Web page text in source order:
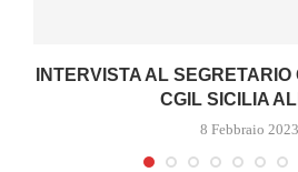
INTERVISTA AL
CGIL SICILIA
8 Febbraio 2023